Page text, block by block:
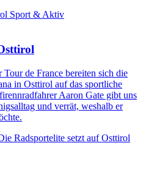
Sport & Aktiv
de France bereiten sich die
in Osttirol auf das sportliche
Aaron Gate gibt uns
und verrät, weshalb er